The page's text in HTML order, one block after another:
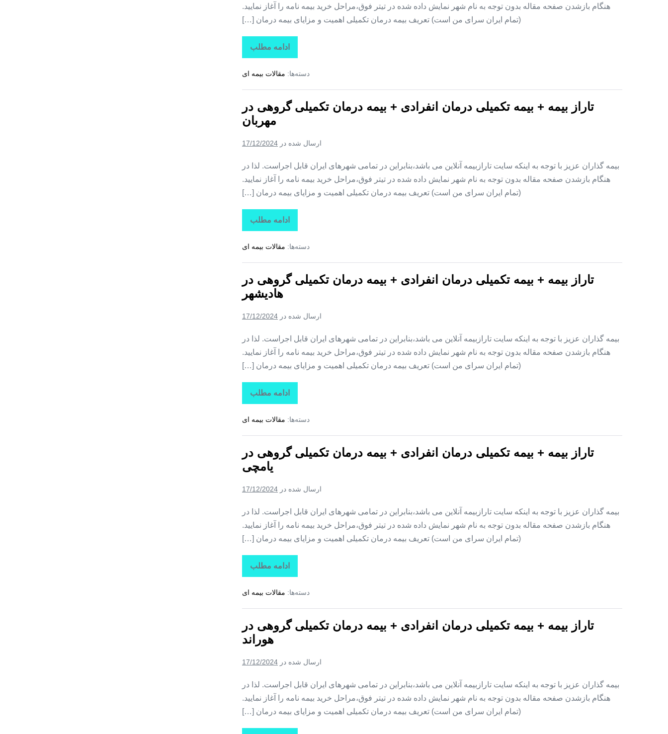
هنگام بازشدن صفحه مقاله بدون توجه به نام شهر نمایش داده شده در تیتر فوق،مراحل خرید بیمه نامه را آغاز نمایید.
(تمام ایران سرای من است) تعریف بیمه درمان تکمیلی اهمیت و مزایای بیمه درمان […]
ادامه مطلب
تاراز
بیمه
بیمه
درمان
+
بیمه
درمان
تکمیلی
در
کنان
دسته‌ها: مقالات بیمه ای
تاراز بیمه + بیمه تکمیلی درمان انفرادی + بیمه درمان تکمیلی گروهی در
مهربان
ارسال شده در 17/12/2024
بیمه گذاران عزیز با توجه به اینکه سایت تارازبیمه آنلاین می باشد،بنابراین در تمامی شهرهای ایران قابل اجراست. لذا در
هنگام بازشدن صفحه مقاله بدون توجه به نام شهر نمایش داده شده در تیتر فوق،مراحل خرید بیمه نامه را آغاز نمایید.
(تمام ایران سرای من است) تعریف بیمه درمان تکمیلی اهمیت و مزایای بیمه درمان […]
ادامه مطلب
تاراز
بیمه
بیمه
درمان
+
بیمه
درمان
تکمیلی
در
دسته‌ها: مقالات بیمه ای
تاراز بیمه + بیمه تکمیلی درمان انفرادی + بیمه درمان تکمیلی گروهی در
هادیشهر
ارسال شده در 17/12/2024
بیمه گذاران عزیز با توجه به اینکه سایت تارازبیمه آنلاین می باشد،بنابراین در تمامی شهرهای ایران قابل اجراست. لذا در
هنگام بازشدن صفحه مقاله بدون توجه به نام شهر نمایش داده شده در تیتر فوق،مراحل خرید بیمه نامه را آغاز نمایید.
(تمام ایران سرای من است) تعریف بیمه درمان تکمیلی اهمیت و مزایای بیمه درمان […]
ادامه مطلب
تاراز
بیمه
بیمه
درمان
+
بیمه
درمان
تکمیلی
در
دسته‌ها: مقالات بیمه ای
تاراز بیمه + بیمه تکمیلی درمان انفرادی + بیمه درمان تکمیلی گروهی در
یامچی
ارسال شده در 17/12/2024
بیمه گذاران عزیز با توجه به اینکه سایت تارازبیمه آنلاین می باشد،بنابراین در تمامی شهرهای ایران قابل اجراست. لذا در
هنگام بازشدن صفحه مقاله بدون توجه به نام شهر نمایش داده شده در تیتر فوق،مراحل خرید بیمه نامه را آغاز نمایید.
(تمام ایران سرای من است) تعریف بیمه درمان تکمیلی اهمیت و مزایای بیمه درمان […]
ادامه مطلب
تاراز
بیمه
بیمه
درمان
+
بیمه
درمان
تکمیلی
در
دسته‌ها: مقالات بیمه ای
تاراز بیمه + بیمه تکمیلی درمان انفرادی + بیمه درمان تکمیلی گروهی در
هوراند
ارسال شده در 17/12/2024
بیمه گذاران عزیز با توجه به اینکه سایت تارازبیمه آنلاین می باشد،بنابراین در تمامی شهرهای ایران قابل اجراست. لذا در
هنگام بازشدن صفحه مقاله بدون توجه به نام شهر نمایش داده شده در تیتر فوق،مراحل خرید بیمه نامه را آغاز نمایید.
(تمام ایران سرای من است) تعریف بیمه درمان تکمیلی اهمیت و مزایای بیمه درمان […]